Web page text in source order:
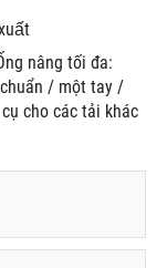
nâng tối đa:
/ một tay /
cho các tải khác